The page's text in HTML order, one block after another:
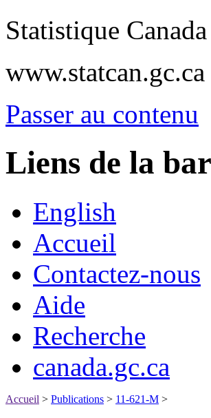
Statistique Canada
www.statcan.gc.ca
Passer au contenu
Liens de la
English
Accueil
Contactez-nous
Aide
Recherche
canada.gc.ca
Accueil > Publications > 11-621-M >